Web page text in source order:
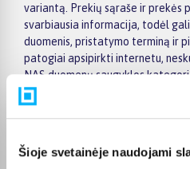
Šioje svetainėje naudojami
variantą. Prekių sąraše ir prekės
svarbiausia informacija, todėl
duomenis, pristatymo terminą ir
patogiai apsipirkti internetu,
NAS duomenų saugyklos
Visoms prekėms nuo 150 Eur
lizingas, todėl norimas prekes
o užsakymams nuo 499 €